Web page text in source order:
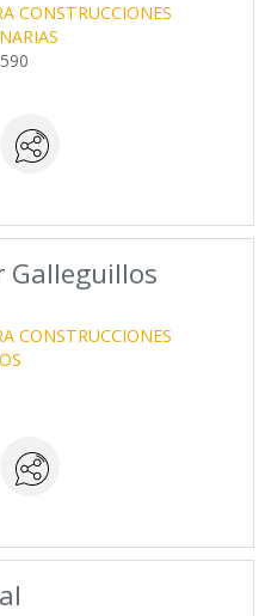
CONSTRUCCIONES
Galleguillos
CONSTRUCCIONES